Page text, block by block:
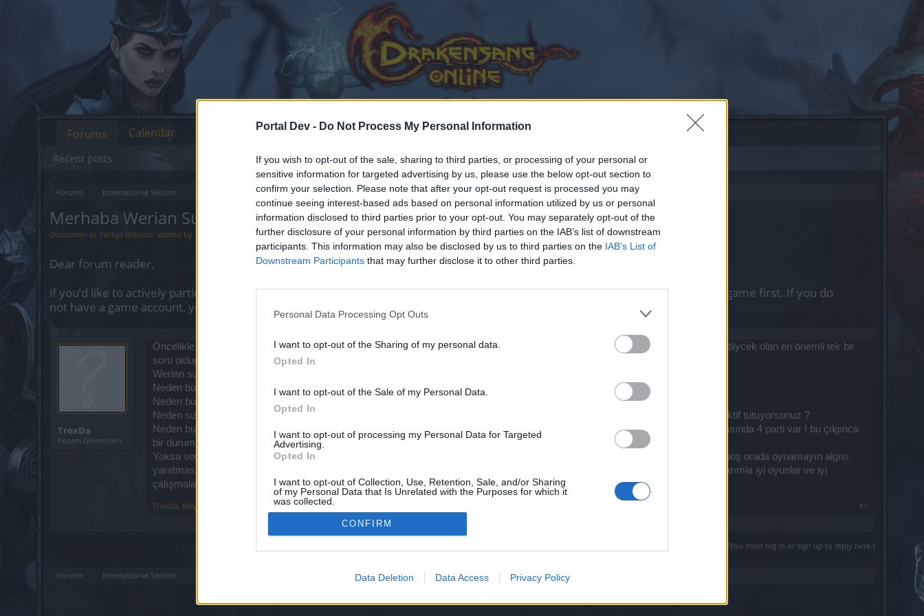
Portal Dev - Do Not Process My Personal Information
If you wish to opt-out of the sale, sharing to third parties, or processing of your personal or
sensitive information for targeted advertising by us, please use the below opt-out section to
confirm your selection. Please note that after your opt-out request is processed you may
continue seeing interest-based ads based on personal information utilized by us or personal
information disclosed to third parties prior to your opt-out. You may separately opt-out of the
further disclosure of your personal information by third parties on the IAB’s list of downstream
participants. This information may also be disclosed by us to third parties on the IAB’s List of
Downstream Participants that may further disclose it to other third parties.
Personal Data Processing Opt Outs
I want to opt-out of the Sharing of my personal data.
Opted In
I want to opt-out of the Sale of my Personal Data.
Opted In
I want to opt-out of processing my Personal Data for Targeted
Advertising.
Opted In
I want to opt-out of Collection, Use, Retention, Sale, and/or Sharing
of my Personal Data that Is Unrelated with the Purposes for which it
was collected.
Opted Out
CONFIRM
Data Deletion Data Access Privacy Policy
Forums International Section
Merhaba Werian Sunucusu :)
Discussion in 'Türkçe Bölümü' started by TroxDa May 10, 2026.
Dear forum reader,
if you’d like to actively participate on the forum by joining discussions or starting your own threads or topics, please log into the game first. If you do
not have a game account, you will need to register for one. We look forward to your next visit!
TroxDa
Forum Greenhorn
Öncelikle selamlar. Uzun zamandır oynamıyordum. Geri döndük ve oyunun gidişatına bir bakalım dedik. Total olarak durumu özetliycek olan en önemli tek bir
soru oldugunu farkettik.
Werian sunucusu gibi eski kalabalık bir sunucu ölüyor ve buna izin veriyor gibi gözüküyor.
Neden bu sunuculardaki oyunculara sunucu degiştirme hakkı tanınmıyor ?
Neden bu tür durumlarda sunucu sayısının düşüşü sebebi ile birleşme yapılmıyor ?
Neden sunucunun sargon eventinde bile total olarak ara dünya ve kingshill bölgesinde sayısı 50 bile olmayan bir sunucuyu hala aktif tutuyorsunuz ?
Neden bu pasta çilekli degil... haha buda işin gırgırı. Ciddiyim bu sunucuda çok az kişi online oluyor. Hey dostum Ara dünya haritasında 4 parti var ! bu çılgınca
bir durum.
Yoksa sosyal medyada bir kaç hesap satıcısı ( şaklabanlar) werian gibi boş sunucuları bahane ederek oyuncularda werian artık boş orada oynamayın algısı
yaratmasına izin mi veriyorsunuz ??? Ne yani koca DSO kurucuları bu tür basit bir sunucu birleştirmesi yapamıyormu :/...Saygılarımla iyi oyunlar ve iyi
çalışmalar
TroxDa, May 10, 2026 #1
(You must log in or sign up to reply here.)
Forums International Section
Forums
Recent posts
Calendar